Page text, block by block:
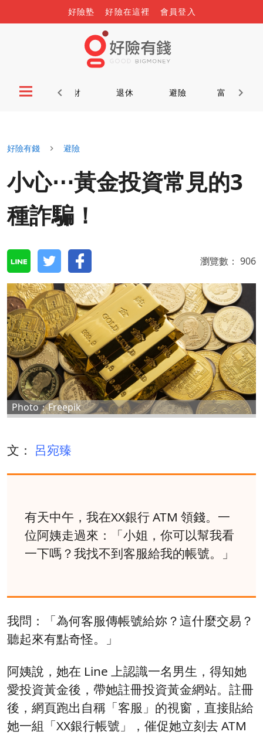
好險塾 好險在這裡 會員登入
投資 理財 退休 避險 富又康
好險有錢 避險
小心⋯黃金投資常見的3
種詐騙！
瀏覽數： 906
Photo：Freepik
文： 呂宛臻
有天中午，我在XX銀行 ATM 領錢。一
位阿姨走過來：「小姐，你可以幫我看
一下嗎？我找不到客服給我的帳號。」
我問：「為何客服傳帳號給妳？這什麼交易？
聽起來有點奇怪。」
阿姨說，她在 Line 上認識一名男生，得知她
愛投資黃金後，帶她註冊投資黃金網站。註冊
後，網頁跑出自稱「客服」的視窗，直接貼給
她一組「XX銀行帳號」，催促她立刻去 ATM